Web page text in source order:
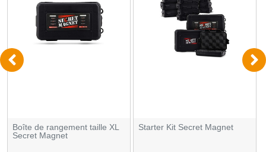
Boîte de rangement taille XL
Secret Magnet
Starter Kit Secret Magnet